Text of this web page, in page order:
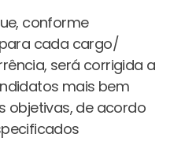
conforme
cada cargo/
será corrigida a
mais bem
objetivas, de acordo